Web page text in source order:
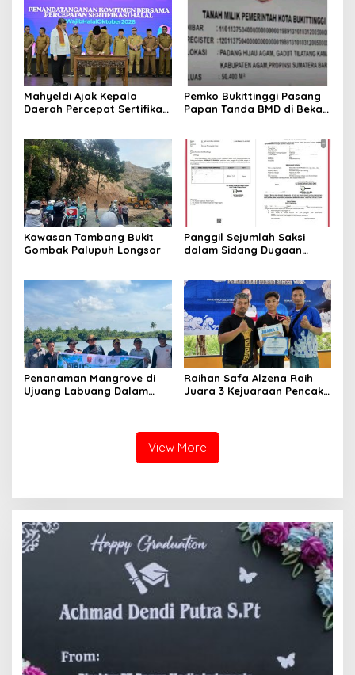
Mahyeldi Ajak Kepala
Daerah Percepat Sertifikasi
Nasional
Pemko Bukittinggi Pasang
Papan Tanda BMD di Bekas
Kawasan Tambang Bukit
Gombak Palupuh Longsor
Panggil Sejumlah Saksi
dalam Sidang Dugaan
Penanaman Mangrove di
Ujuang Labuang Dalam
Raihan Safa Alzena Raih
Juara 3 Kejuaraan Pencak
View More